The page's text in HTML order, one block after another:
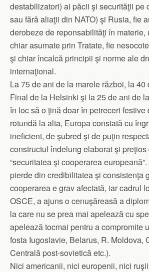
destabilizatori) ai păcii şi securităţii pe
sau fără aliaţii din NATO) şi Rusia, fie
derobeze de reponsabilităţi în materie,
chiar asumate prin Tratate, fie
şi chiar încalcă principii şi norme ale
internaţional.
La 75 de ani de la marele război, la 40
Final de la Helsinki şi la 25 de ani de
în loc să o ţină doar în petreceri
rotundă la alta, Europa constată cu
ineficient, de şubred şi de puţin
constructul îndelung elaborat şi preţios
“securitatea şi cooperarea
pierde din credibilitatea şi consistenţa
cooperarea e grav afectată, iar cadrul
OSCE, a ajuns o cenuşăreasă a
la care nu se prea mai apelează cu
apelează tocmai pentru a compromite
fosta Iugoslavie, Belarus, R. Moldova,
Centrală post-sovietică etc.).
Nici americanii, nici europenii, nici